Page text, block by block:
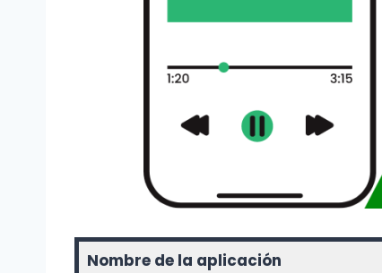
Nombre de la aplicación